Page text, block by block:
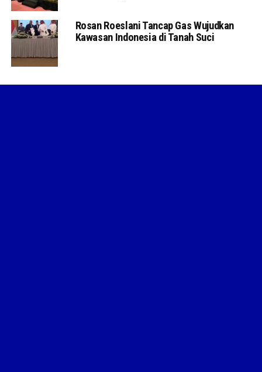
Rosan Roeslani Tancap Gas Wujudkan
Kawasan Indonesia di Tanah Suci